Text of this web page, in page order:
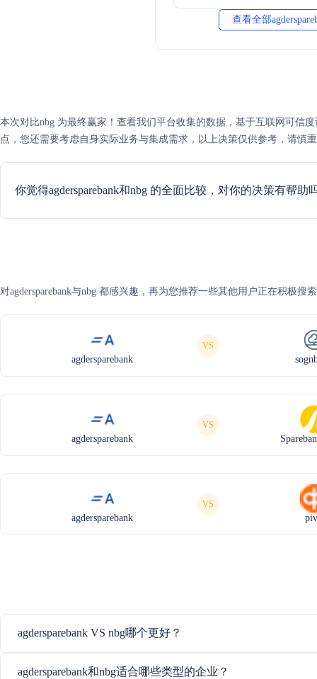
查看全部
本次对比nbg 为最终赢家！查看我们平台收集的数据，基于互联网可信度
点，您还需要考虑自身实际业务与集成需求，以上决策仅供参考，请慎
你觉得agdersparebank和nbg 的全面比较，对你的决策有帮助
对agdersparebank与nbg 都感兴趣，再为您推荐一些其他用户正在积极搜
agdersparebank
VS
agdersparebank
VS
agdersparebank
VS
agdersparebank VS nbg哪个更好？
agdersparebank和nbg适合哪些类型的企业？